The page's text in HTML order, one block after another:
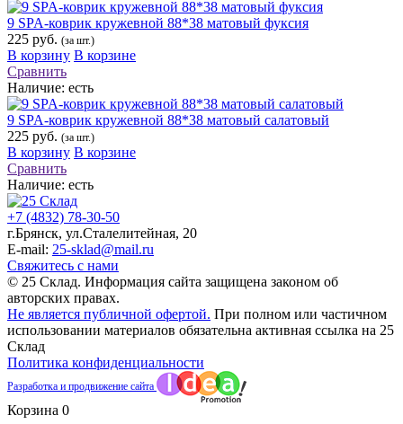
9 SPA-коврик кружевной 88*38 матовый фуксия
225 руб. (за шт.)
В корзину В корзине
Сравнить
Наличие: есть
9 SPA-коврик кружевной 88*38 матовый салатовый
225 руб. (за шт.)
В корзину В корзине
Сравнить
Наличие: есть
+7 (4832) 78-30-50
г.Брянск, ул.Сталелитейная, 20
E-mail: 25-sklad@mail.ru
Свяжитесь с нами
© 25 Склад. Информация сайта защищена законом об
авторских правах.
Не является публичной офертой. При полном или частичном
использовании материалов обязательна активная ссылка на 25
Склад
Политика конфиденциальности
Разработка и продвижение сайта
Корзина 0